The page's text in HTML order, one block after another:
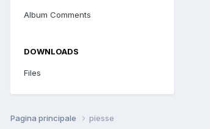
Album Comments
DOWNLOADS
Files
Pagina principale piesse